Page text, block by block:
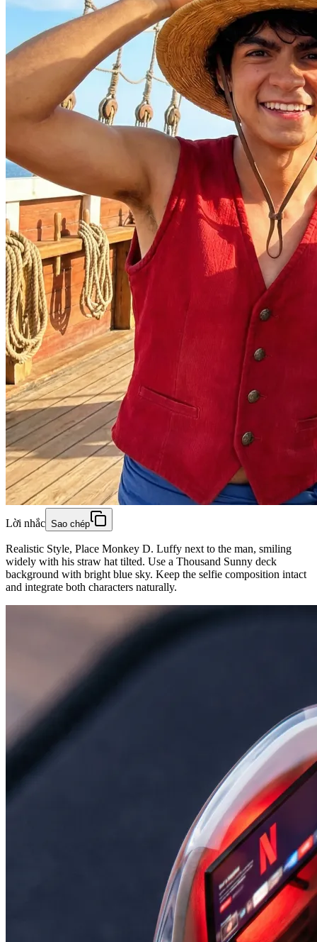
Lời nhắc Sao chép
Realistic Style, Place Monkey D. Luffy next to the man, smiling
widely with his straw hat tilted. Use a Thousand Sunny deck
background with bright blue sky. Keep the selfie composition intact
and integrate both characters naturally.